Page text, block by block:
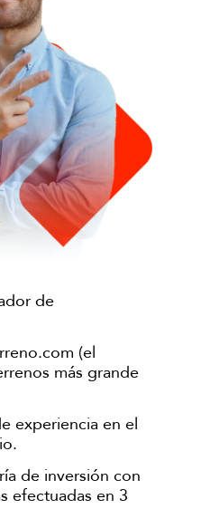
de
(el
más grande
experiencia en el
de inversión con
efectuadas en 3